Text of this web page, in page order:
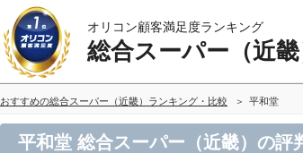
オリコン顧客満足度ランキング
総合スーパー（近畿
おすすめの総合スーパー（近畿）ランキング・比較 平和堂
平和堂 総合スーパー（近畿）の評